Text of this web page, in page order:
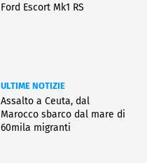
Ford Escort Mk1 RS
ULTIME NOTIZIE
Assalto a Ceuta, dal
Marocco sbarco dal mare di
60mila migranti